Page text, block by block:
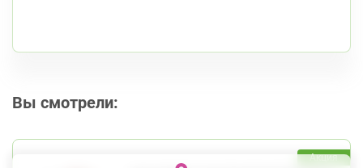
Вы смотрели:
Акция